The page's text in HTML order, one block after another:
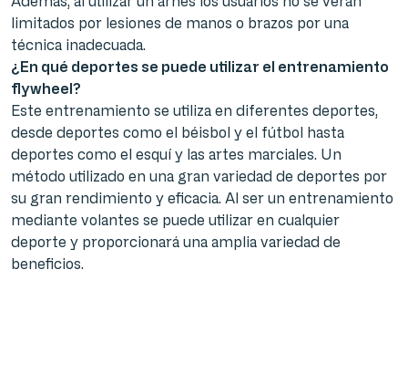
limitados por lesiones de manos o brazos por una
técnica inadecuada.
¿En qué deportes se puede utilizar el entrenamiento
flywheel?
Este entrenamiento se utiliza en diferentes deportes,
desde deportes como el béisbol y el fútbol hasta
deportes como el esquí y las artes marciales. Un
método utilizado en una gran variedad de deportes por
su gran rendimiento y eficacia. Al ser un entrenamiento
mediante volantes se puede utilizar en cualquier
deporte y proporcionará una amplia variedad de
beneficios.